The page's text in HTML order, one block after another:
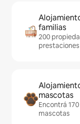
familias
200
mascotas
Encontrá
mascotas